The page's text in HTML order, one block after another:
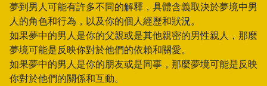
夢到男人可能有許多不同的解釋，具體含義取決於夢境中男
人的角色和行為，以及你的個人經歷和狀況。
如果夢中的男人是你的父親或是其他親密的男性親人，那麼
夢境可能是反映你對於他們的依賴和關愛。
如果夢中的男人是你的朋友或是同事，那麼夢境可能是反映
你對於他們的關係和互動。